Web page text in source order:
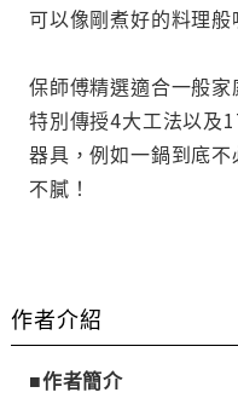
可以像剛煮好的料理
保師傅精選適合一般
特別傳授4大工法以及
器具，例如一鍋到底
不膩！
作者介紹
■作者簡介